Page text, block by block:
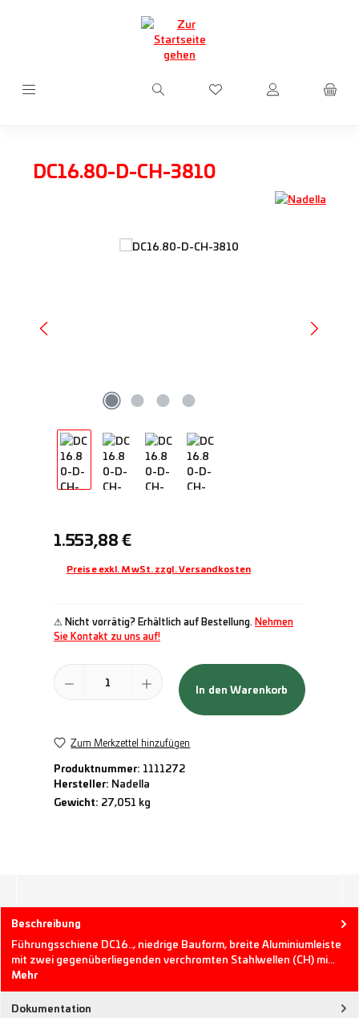
Du hast 0 Produkte auf
DC16.80-D-CH-3810
Bildergalerie überspringen
Regulärer Preis:
1.553,88 €
Preise exkl. MwSt. zzgl. Versandkosten
⚠ Nicht vorrätig? Erhältlich auf Bestellung. Nehmen
Sie Kontakt zu uns auf!
Produkt Anzahl: Gib den gewünschten Wert ein oder benutze die
In den Warenkorb
Zum Merkzettel hinzufügen
Produktnummer: 1111272
Hersteller: Nadella
Gewicht: 27,051 kg
Beschreibung
Führungsschiene DC16.., niedrige Bauform, breite Aluminiumleiste
mit zwei gegenüberliegenden verchromten Stahlwellen (CH) mi…
Mehr
Dokumentation